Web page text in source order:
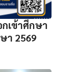
เข้าศึกษา
า 2569